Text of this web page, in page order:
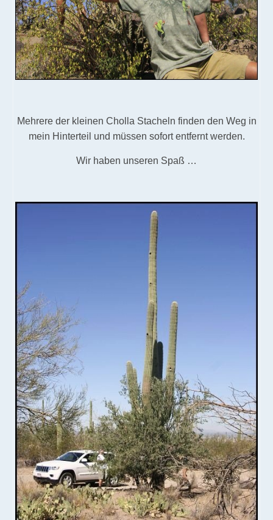
Mehrere der kleinen Cholla Stacheln finden den Weg in
mein Hinterteil und müssen sofort entfernt werden.
Wir haben unseren Spaß …